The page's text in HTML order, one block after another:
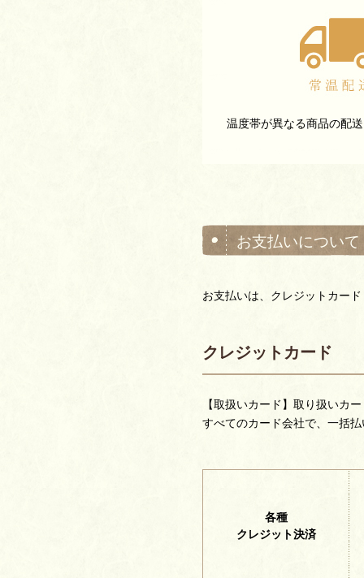
温度帯が異なる商品の配
お支払いについて
お支払いは、クレジットカー
クレジットカード
【取扱いカード】取り扱いカ
すべてのカード会社で、一括
各種
クレジット決済